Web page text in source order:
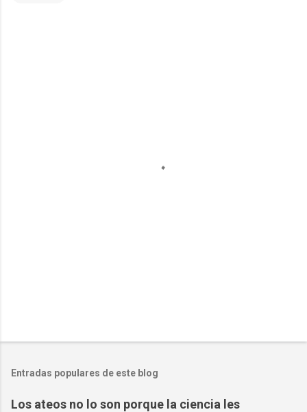
Entradas populares de este blog
Los ateos no lo son porque la ciencia les